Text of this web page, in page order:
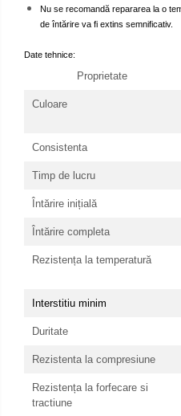
Nu se recomandă repararea la o
de întărire va fi extins semnificativ.
Date tehnice:
Proprietate
Culoare
Consistenta
Timp de lucru
Întărire inițială
Întărire completa
Rezistența la temperatură
Interstitiu minim
Duritate
Rezistenta la compresiune
Rezistența la forfecare si
tractiune